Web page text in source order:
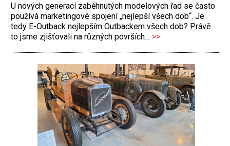
U nových generací zaběhnutých modelových řad se často
používá marketingové spojení „nejlepší všech dob“. Je
tedy E-Outback nejlepším Outbackem všech dob? Právě
to jsme zjišťovali na různých površích... >>